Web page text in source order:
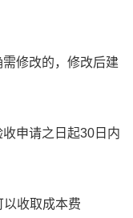
修改的，修改后建
申请之日起30日内
收取成本费